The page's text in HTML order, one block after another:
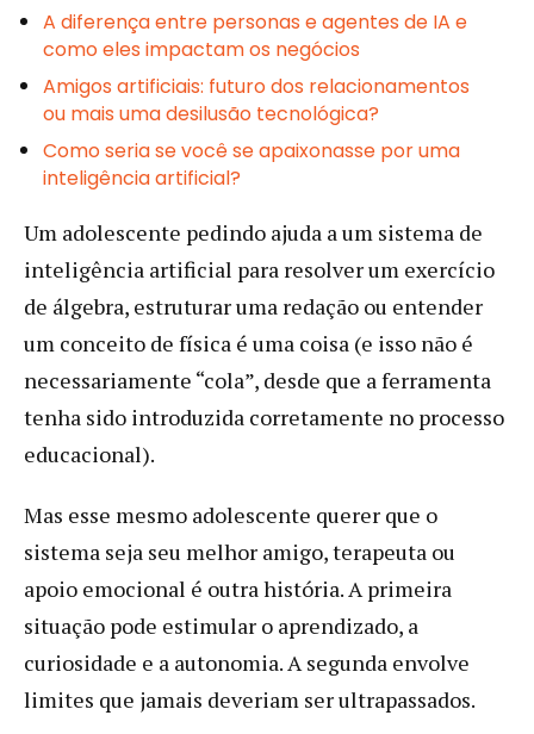
A diferença entre personas e agentes de IA e
como eles impactam os negócios
Amigos artificiais: futuro dos relacionamentos
ou mais uma desilusão tecnológica?
Como seria se você se apaixonasse por uma
inteligência artificial?
Um adolescente pedindo ajuda a um sistema de
inteligência artificial para resolver um exercício
de álgebra, estruturar uma redação ou entender
um conceito de física é uma coisa (e isso não é
necessariamente “cola”, desde que a ferramenta
tenha sido introduzida corretamente no processo
educacional).
Mas esse mesmo adolescente querer que o
sistema seja seu melhor amigo, terapeuta ou
apoio emocional é outra história. A primeira
situação pode estimular o aprendizado, a
curiosidade e a autonomia. A segunda envolve
limites que jamais deveriam ser ultrapassados.